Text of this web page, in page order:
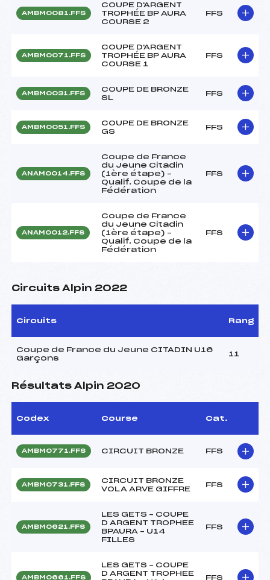
AMBM0081.FFS
COUPE D'ARGENT
TROPHÉE BP AURA
COURSE 2
FFS
AMBM0071.FFS
COUPE D'ARGENT
TROPHÉE BP AURA
COURSE 1
FFS
AMBM0031.FFS
COUPE DE BRONZE
SL
FFS
AMBM0051.FFS
COUPE DE BRONZE
GS
FFS
ANAM0014.FFS
Coupe de France
du Jeune Citadin
(1ère étape) –
Qualif. Coupe de la
Fédération
FFS
ANAM0012.FFS
Coupe de France
du Jeune Citadin
(1ère étape) –
Qualif. Coupe de la
Fédération
FFS
Circuits Alpin 2022
Circuits Rang
Coupe de France du Jeune CITADIN U16
Garçons
11
Résultats Alpin 2020
Codex Course Cat.
AMBM0771.FFS CIRCUIT BRONZE FFS
AMBM0731.FFS
CIRCUIT BRONZE
VOLA ARVE GIFFRE
FFS
AMBM0621.FFS
LES GETS – COUPE
D ARGENT TROPHEE
BPAURA – U14
FILLES
FFS
AMBM0661.FFS
LES GETS – COUPE
D ARGENT TROPHEE
FFS